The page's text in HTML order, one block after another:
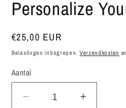
Personalize
Normale
prijs
€25,00 EUR
Belastingen inbegrepen. Verzendkosten
Aantal
Aantal
Aantal